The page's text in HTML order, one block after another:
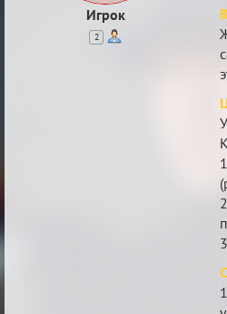
Игрок
2